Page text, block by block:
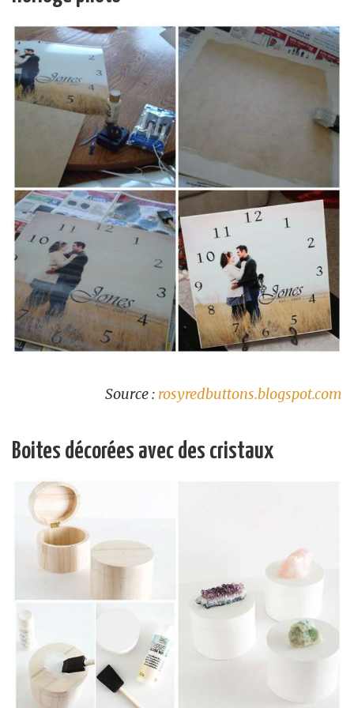
Source : rosyredbuttons.blogspot.com
Boites décorées avec des cristaux